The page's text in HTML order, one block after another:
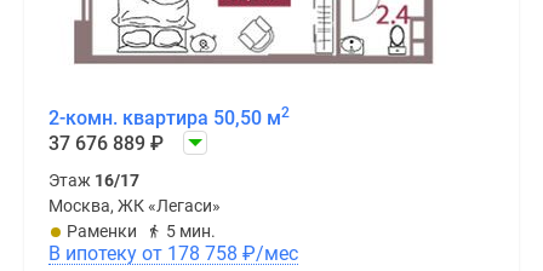
2-комн. квартира 50,50 м2
37 676 889 ₽
Этаж 16/17
Москва, ЖК «Легаси»
Раменки
5 мин.
В ипотеку от 178 758 ₽/мес